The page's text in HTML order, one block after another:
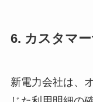
6. カスタマ
新電力会社は、